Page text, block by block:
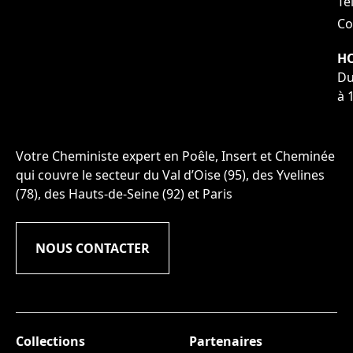
à
Votre Cheministe expert en Poêle, Insert et Cheminée
qui couvre le secteur du Val d’Oise (95), des Yvelines
(78), des Hauts-de-Seine (92) et Paris
NOUS CONTACTER
Collections Partenaires